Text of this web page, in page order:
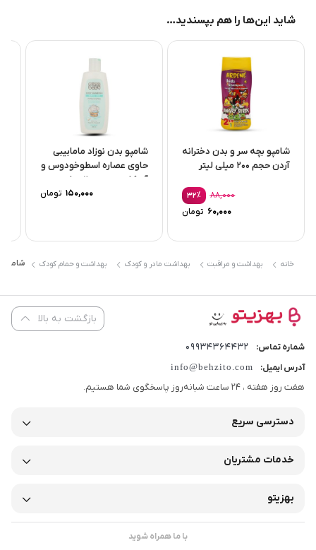
شاید این‌ها را هم بپسندید…
شامپو بچه سر و بدن دخترانه
آردن حجم 200 میلی لیتر
٪32 88,000
قیمت
اصلی:
بود.
60,000 تومان
فعلی:
60,000 تومان.
شامپو بدن نوزاد مامابیبی
حاوی عصاره اسطوخودوس و
آووکادو حجم 200 میلی...
150,000 تومان
خانه بهداشت و مراقبت بهداشت مادر و کودک بهداشت و حمام کودک شامپو
بازگشت به بالا
شماره تماس: 09934364432
آدرس ایمیل: info@behzito.com
هفت روز هفته ، 24 ساعت شبانه‌روز پاسخگوی شما هستیم.
دسترسی سریع
خدمات مشتریان
بهزیتو
با ما همراه شوید